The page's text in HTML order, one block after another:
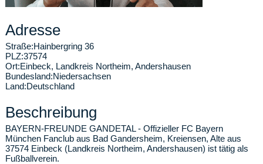
Adresse
Straße:Hainbergring 36
PLZ:37574
Ort:Einbeck, Landkreis Northeim, Andershausen
Bundesland:Niedersachsen
Land:Deutschland
Beschreibung
BAYERN-FREUNDE GANDETAL - Offizieller FC Bayern
München Fanclub aus Bad Gandersheim, Kreiensen, Alte aus
37574 Einbeck (Landkreis Northeim, Andershausen) ist tätig als
Fußballverein.